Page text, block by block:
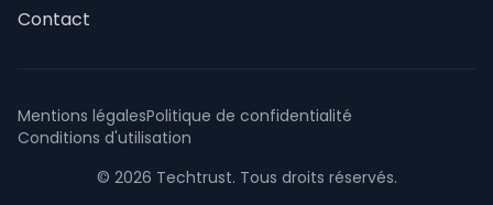
Contact
Mentions légalesPolitique de confidentialité
Conditions d'utilisation
© 2026 Techtrust. Tous droits réservés.